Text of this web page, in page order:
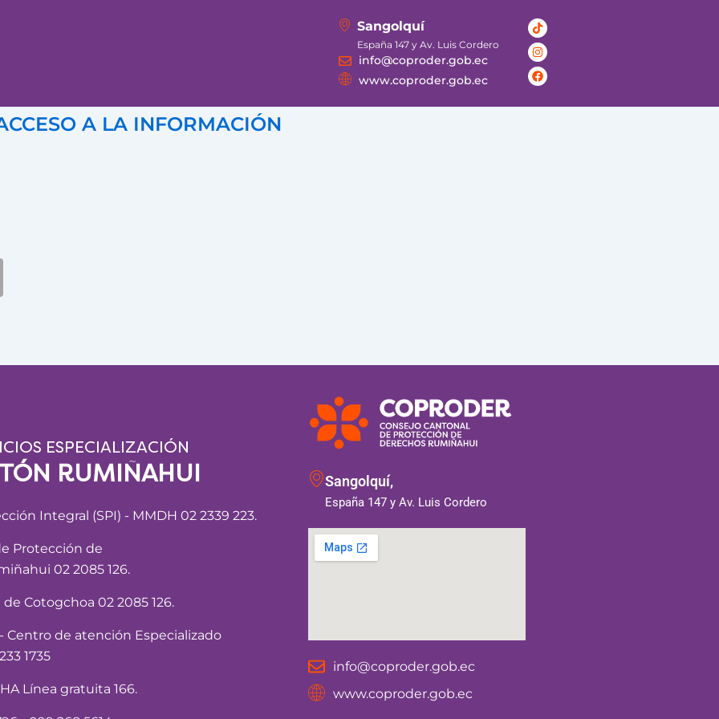
Sangolquí
España 147 y Av. Luis Cordero
info@coproder.gob.ec
www.coproder.gob.ec
Tiktok
Instagram
Facebook
A LA INFORMACIÓN
ESPECIALIZACIÓN
RUMIÑAHUI
Integral (SPI) - MMDH 02 2339 223.
Protección de
02 2085 126.
Cotogchoa 02 2085 126.
Centro de atención Especializado
1735
Línea gratuita 166.
Sangolquí,
España 147 y Av. Luis Cordero
info@coproder.gob.ec
www.coproder.gob.ec